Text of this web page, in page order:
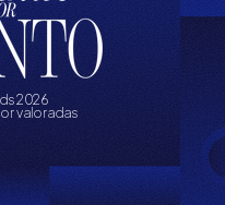
2026
valoradas